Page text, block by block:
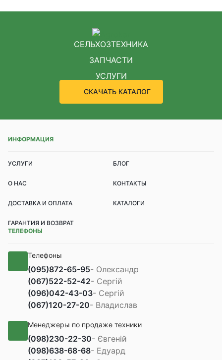
СЕЛЬХОЗТЕХНИКА
ЗАПЧАСТИ
УСЛУГИ
СКАЧАТЬ КАТАЛОГ
ИНФОРМАЦИЯ
УСЛУГИ БЛОГ
О НАС КОНТАКТЫ
ДОСТАВКА И ОПЛАТА КАТАЛОГИ
ГАРАНТИЯ И ВОЗВРАТ
ТЕЛЕФОНЫ
Телефоны
(095)872-65-95- Олександр
(067)522-52-42- Сергій
(096)042-43-03- Сергій
(067)120-27-20- Владислав
Менеджеры по продаже техники
(098)230-22-30- Євгеній
(098)638-68-68- Едуард